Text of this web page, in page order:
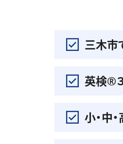
三木市
英検®️
小・中